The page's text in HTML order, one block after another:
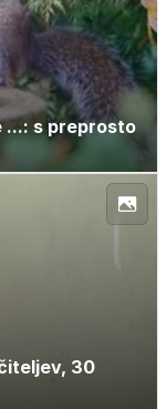
...: s preprosto
30